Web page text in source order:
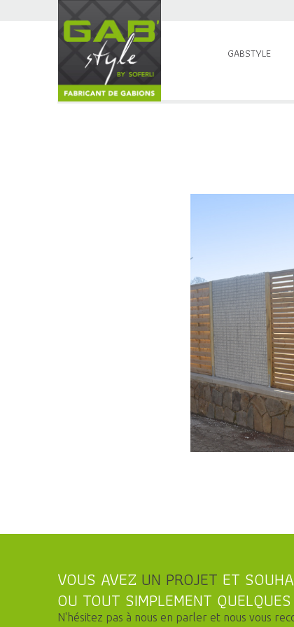
GABSTYLE
VOUS AVEZ UN PROJET ET
OU TOUT SIMPLEMENT
N'hésitez pas à nous en parler et nous vous